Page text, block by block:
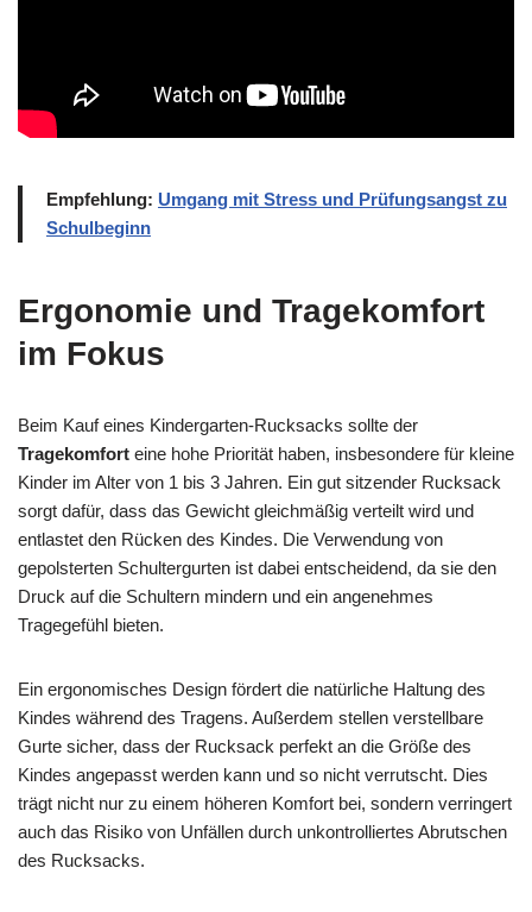
Empfehlung: Umgang mit Stress und Prüfungsangst zu
Schulbeginn
Ergonomie und Tragekomfort
im Fokus
Beim Kauf eines Kindergarten-Rucksacks sollte der
Tragekomfort eine hohe Priorität haben, insbesondere für kleine
Kinder im Alter von 1 bis 3 Jahren. Ein gut sitzender Rucksack
sorgt dafür, dass das Gewicht gleichmäßig verteilt wird und
entlastet den Rücken des Kindes. Die Verwendung von
gepolsterten Schultergurten ist dabei entscheidend, da sie den
Druck auf die Schultern mindern und ein angenehmes
Tragegefühl bieten.
Ein ergonomisches Design fördert die natürliche Haltung des
Kindes während des Tragens. Außerdem stellen verstellbare
Gurte sicher, dass der Rucksack perfekt an die Größe des
Kindes angepasst werden kann und so nicht verrutscht. Dies
trägt nicht nur zu einem höheren Komfort bei, sondern verringert
auch das Risiko von Unfällen durch unkontrolliertes Abrutschen
des Rucksacks.